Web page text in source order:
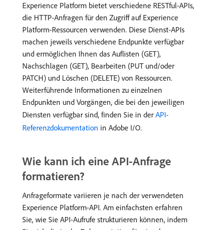
Experience Platform bietet verschiedene RESTful-APIs,
die HTTP-Anfragen für den Zugriff auf Experience
Platform-Ressourcen verwenden. Diese Dienst-APIs
machen jeweils verschiedene Endpunkte verfügbar
und ermöglichen Ihnen das Auflisten (GET),
Nachschlagen (GET), Bearbeiten (PUT und/oder
PATCH) und Löschen (DELETE) von Ressourcen.
Weiterführende Informationen zu einzelnen
Endpunkten und Vorgängen, die bei den jeweiligen
Diensten verfügbar sind, finden Sie in der API-
Referenzdokumentation in Adobe I/O.
Wie kann ich eine API-Anfrage
formatieren?
Anfrageformate variieren je nach der verwendeten
Experience Platform-API. Am einfachsten erfahren
Sie, wie Sie API-Aufrufe strukturieren können, indem